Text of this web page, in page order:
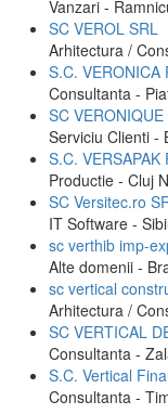
Vanzari -
SC VEROL SRL
Arhitectura /
S.C. VERONICA
Consultanta -
SC
Serviciu Clienti -
S.C.
Productie - Cluj
SC Versitec.ro
IT Software -
sc verthib imp-
Alte domenii -
sc vertical
Arhitectura /
SC VERTICAL
Consultanta -
S.C. Vertical
Consultanta -